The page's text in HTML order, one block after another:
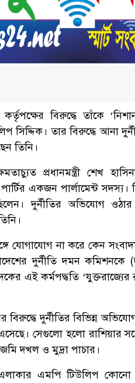
বিরুদ্ধে তাঁকে
সিদ্দিক। তার বিরুদ্ধে আনা
তিনি।
প্রধানমন্ত্রী শেখ
একজন পার্লামেন্ট সদস্য।
ছিলেন। দুর্নীতির অভিযোগ
যোগাযোগ না করে কেন
দুর্নীতি দমন
এই কর্মপদ্ধতি ‘যুক্তরাজ্যের
বিরুদ্ধে দুর্নীতির বিভিন্ন
সেগুলো হলো রাশিয়ার
দখল ও মুদ্রা পাচার।
এলাকার এমপি টিউলিপ